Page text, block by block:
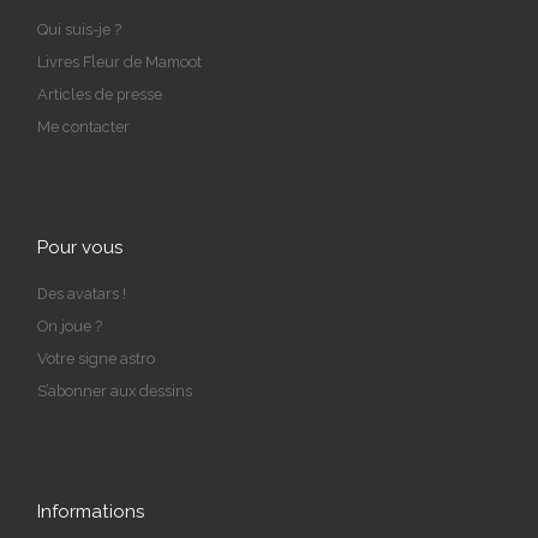
Qui suis-je ?
Livres Fleur de Mamoot
Articles de presse
Me contacter
Pour vous
Des avatars !
On joue ?
Votre signe astro
S’abonner aux dessins
Informations